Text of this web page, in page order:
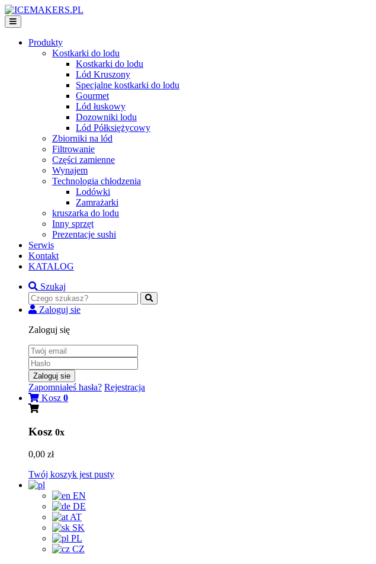
Produkty
Kostkarki do lodu
Kostkarki do lodu
Lód Kruszony
Specjalne kostkarki do lodu
Gourmet
Lód łuskowy
Dozowniki lodu
Lód Półksiężycowy
Zbiorniki na lód
Filtrowanie
Części zamienne
Wynajem
Technologia chłodzenia
Lodówki
Zamrażarki
kruszarka do lodu
Inny sprzęt
Prezentacje sushi
Serwis
Kontakt
KATALOG
Szukaj
Zaloguj sie
Zaloguj się
Zaloguj sie
Zapomniałeś hasła? Rejestracja
Kosz 0
Kosz 0x
0,00 zł
Twój koszyk jest pusty
EN
DE
AT
SK
PL
CZ